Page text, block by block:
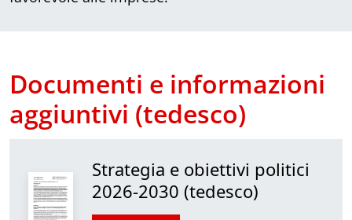
Documenti e informazioni
aggiuntivi (tedesco)
Strategia e obiettivi politici
2026-2030 (tedesco)